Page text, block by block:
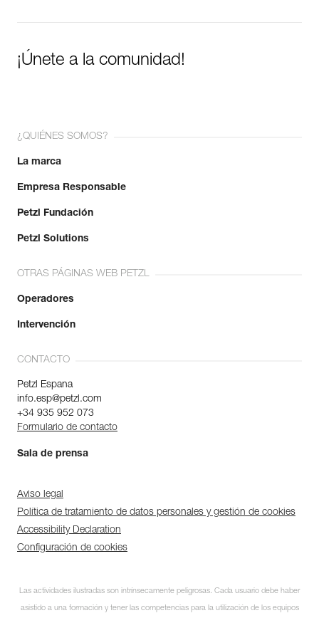
¡Únete a la comunidad!
¿QUIÉNES SOMOS?
La marca
Empresa Responsable
Petzl Fundación
Petzl Solutions
OTRAS PÁGINAS WEB PETZL
Operadores
Intervención
CONTACTO
Petzl Espana
info.esp@petzl.com
+34 935 952 073
Formulario de contacto
Sala de prensa
Aviso legal
Política de tratamiento de datos personales y gestión de cookies
Accessibility Declaration
Configuración de cookies
Las actividades ilustradas son intrínsecamente peligrosas. Cada usuario debe haber
asistido a una formación y tener las competencias para la utilización de los equipos